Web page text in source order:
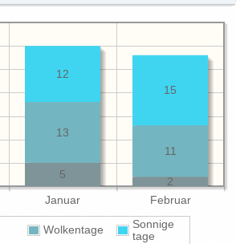
Januar Februar
2
5
11
13
15
12
Wolkentage
Sonnige
tage